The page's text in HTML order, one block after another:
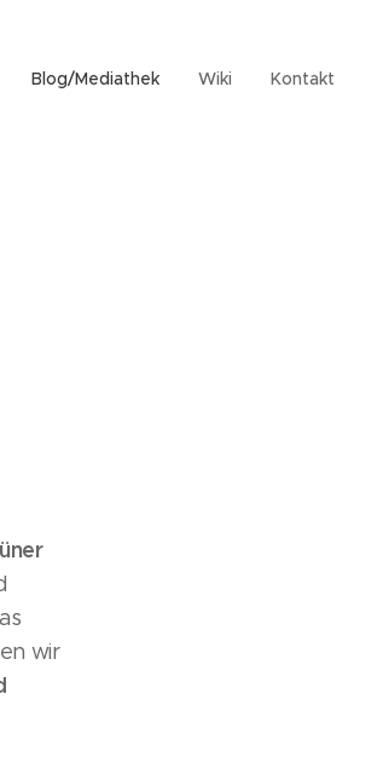
Blog/Mediathek Wiki Kontakt
wir